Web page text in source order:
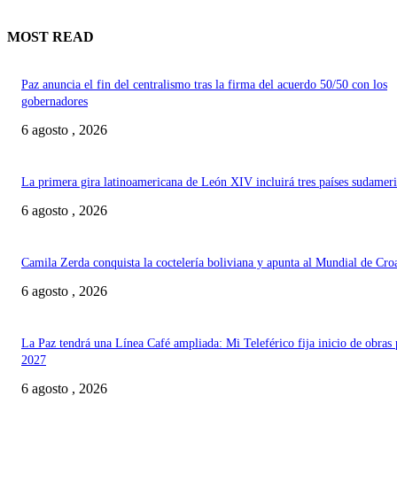
MOST READ
Paz anuncia el fin del centralismo tras la firma del acuerdo 50/50 con los
gobernadores
6 agosto , 2026
La primera gira latinoamericana de León XIV incluirá tres países
6 agosto , 2026
Camila Zerda conquista la coctelería boliviana y apunta al Mundial de
6 agosto , 2026
La Paz tendrá una Línea Café ampliada: Mi Teleférico fija inicio de obras
2027
6 agosto , 2026